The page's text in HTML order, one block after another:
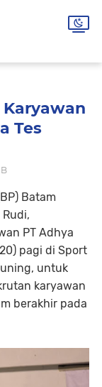
Tes
Batam
PT Adhya
pagi di Sport
untuk
karyawan
berakhir pada